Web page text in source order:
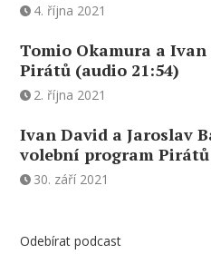
4. října 2021
Tomio Okamura a
Pirátů (audio 21:54)
2. října 2021
Ivan David a Jaroslav
volební program Pirátů
30. září 2021
Odebírat podcast